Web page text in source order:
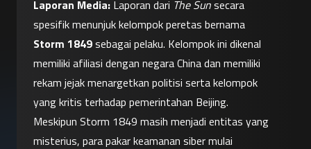
Laporan Media: Laporan dari The Sun secara
Storm 1849 sebagai pelaku. Kelompok ini dikenal
memiliki afiliasi dengan negara China dan memiliki
rekam jejak menargetkan politisi serta kelompok
yang kritis terhadap pemerintahan Beijing.
Meskipun Storm 1849 masih menjadi entitas yang
misterius, para pakar keamanan siber mulai